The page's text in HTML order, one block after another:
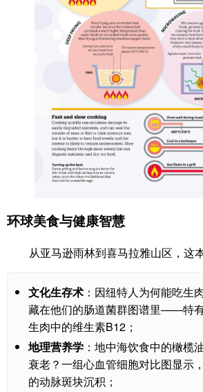
环球美食与健康智慧
从亚马逊雨林到喜马拉雅山区，这
文化生存术 ：因纽特人为何能吃生
藏在他们的肠道菌群图谱里——特
生肉中的维生素B12；
地理营养学 ：地中海饮食中的橄榄
衰老？一组心血管细胞对比图显示
的动脉斑块沉积；